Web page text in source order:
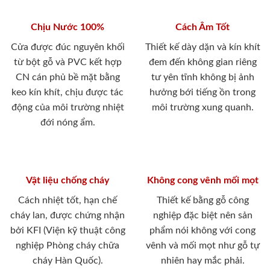
Chịu Nước 100%
Cửa được đúc nguyên khối
từ bột gỗ và PVC kết hợp
CN cán phủ bề mặt bằng
keo kín khít, chịu được tác
động của môi trường nhiệt
đới nóng ẩm.
Cách Âm Tốt
Thiết kế dày dặn và kín khít
đem đến không gian riêng
tư yên tĩnh không bị ảnh
hưởng bới tiếng ồn trong
môi trường xung quanh.
Vật liệu chống cháy
Cách nhiệt tốt, hạn chế
cháy lan, được chứng nhận
bởi KFI (Viện kỹ thuật công
nghiệp Phòng cháy chữa
cháy Hàn Quốc).
Không cong vênh mối mọt
Thiết kế bằng gỗ công
nghiệp đặc biệt nên sản
phẩm nói không với cong
vênh và mối mọt như gỗ tự
nhiên hay mắc phải.